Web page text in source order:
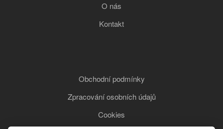
O nás
Kontakt
Obchodní podmínky
Zpracování osobních údajů
Cookies